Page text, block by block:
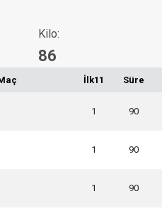
Kilo:
86
İlk11 Süre
1 90
1 90
1 90